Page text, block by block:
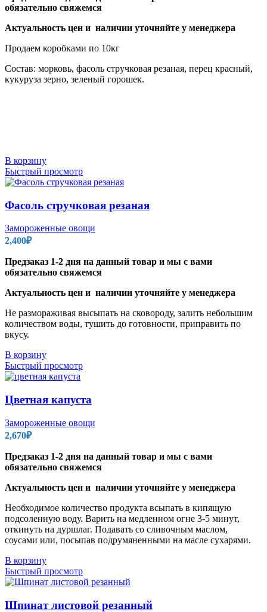
обязательно свяжемся
Актуальность цен и наличии уточняйте у менеджера
Продаем коробками по 10кг
Состав: морковь, фасоль стручковая резаная, перец красный,
кукуруза зерно, зеленый горошек.
В корзину
Быстрый просмотр
Фасоль стручковая резаная
Замороженные овощи
2,400₽
Предзаказ 1-2 дня на данный товар и мы с вами
обязательно свяжемся
Актуальность цен и наличии уточняйте у менеджера
Не размораживая высыпать на сковороду, залить небольшим
количеством воды, тушить до готовности, приправить по
вкусу.
В корзину
Быстрый просмотр
Цветная капуста
Замороженные овощи
2,670₽
Предзаказ 1-2 дня на данный товар и мы с вами
обязательно свяжемся
Актуальность цен и наличии уточняйте у менеджера
Необходимое количество продукта всыпать в кипящую
подсоленную воду. Варить на медленном огне 3-5 минут,
откинуть на дуршлаг. Подавать со сливочным маслом,
соусами или, посыпав подрумяненными на масле сухарями.
В корзину
Быстрый просмотр
Шпинат листовой резанный